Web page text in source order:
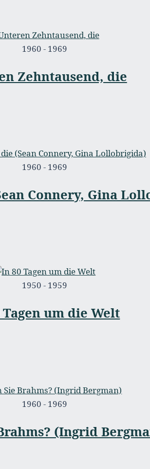
1960 - 1969
Zehntausend, die
1960 - 1969
Connery, Gina
1950 - 1959
Tagen um die Welt
1960 - 1969
(Ingrid